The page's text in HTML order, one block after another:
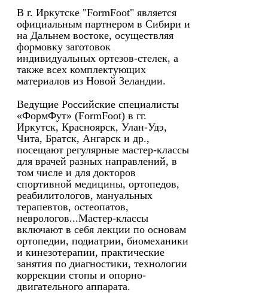
В г. Иркутске "FormFoot" является
официальным партнером в Сибири и
на Дальнем востоке, осуществляя
формовку заготовок
индивидуальных ортезов-стелек, а
также всех комплектующих
материалов из Новой Зеландии.
Ведущие Российские специалисты
«ФормФут» (FormFoot) в гг.
Иркутск, Красноярск, Улан-Удэ,
Чита, Братск, Ангарск и др.,
посещают регулярные мастер-классы
для врачей разных направлений, в
том числе и для докторов
спортивной медицины, ортопедов,
реабилитологов, мануальных
терапевтов, остеопатов,
неврологов...Мастер-классы
включают в себя лекции по основам
ортопедии, подиатрии, биомеханики
и кинезотерапии, практические
занятия по диагностики, технологии
коррекции стопы и опорно-
двигательного аппарата.